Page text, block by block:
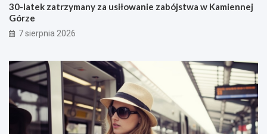
30-latek zatrzymany za usiłowanie zabójstwa w Kamiennej
Górze
7 sierpnia 2026